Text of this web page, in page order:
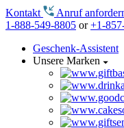
Kontakt
Anruf
1-888-549-8805 or+1-
Geschenk-Assistent
Unsere Marken